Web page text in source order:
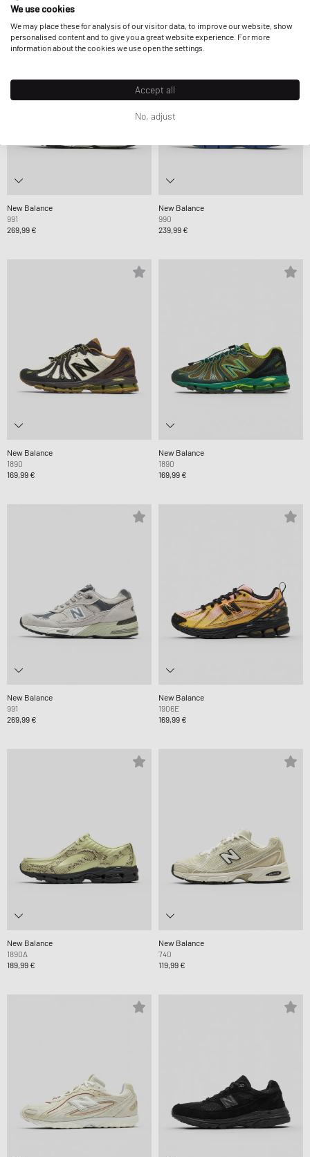
New Balance
991
269,99 €
New Balance
990
239,99 €
New Balance
1890
169,99 €
New Balance
1890
169,99 €
New Balance
991
269,99 €
New Balance
1906E
169,99 €
New Balance
1890A
189,99 €
New Balance
740
119,99 €
We use cookies
We may place these for analysis of our visitor data, to improve our website, show
personalised content and to give you a great website experience. For more
information about the cookies we use open the settings.
Accept all
No, adjust